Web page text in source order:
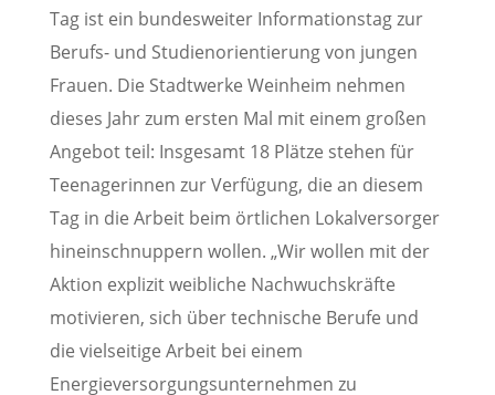
Tag ist ein bundesweiter Informationstag zur
Berufs- und Studienorientierung von jungen
Frauen. Die Stadtwerke Weinheim nehmen
dieses Jahr zum ersten Mal mit einem großen
Angebot teil: Insgesamt 18 Plätze stehen für
Teenagerinnen zur Verfügung, die an diesem
Tag in die Arbeit beim örtlichen Lokalversorger
hineinschnuppern wollen. „Wir wollen mit der
Aktion explizit weibliche Nachwuchskräfte
motivieren, sich über technische Berufe und
die vielseitige Arbeit bei einem
Energieversorgungsunternehmen zu